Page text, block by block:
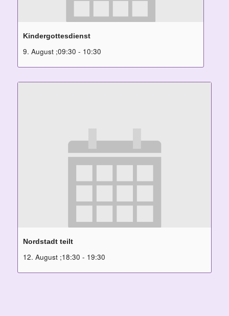
Kindergottesdienst
9. August ;09:30 - 10:30
Nordstadt teilt
12. August ;18:30 - 19:30